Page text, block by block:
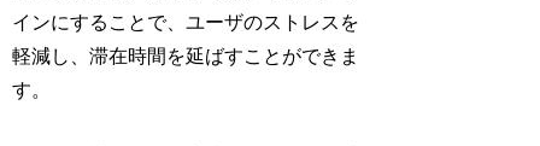
インにすることで、ユーザのストレスを
軽減し、滞在時間を延ばすことができま
す。